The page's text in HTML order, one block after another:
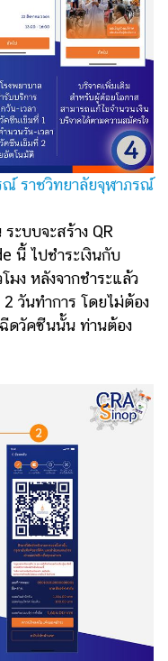
ณ์ ราชวิทยาลัยจุฬาภรณ์
ะบบจะสร้าง QR
นี้ ไปชำระเงินกับ
ง หลังจากชำระแล้ว
วันทำการ โดยไม่ต้อง
ดวัคซีนนั้น ท่านต้อง